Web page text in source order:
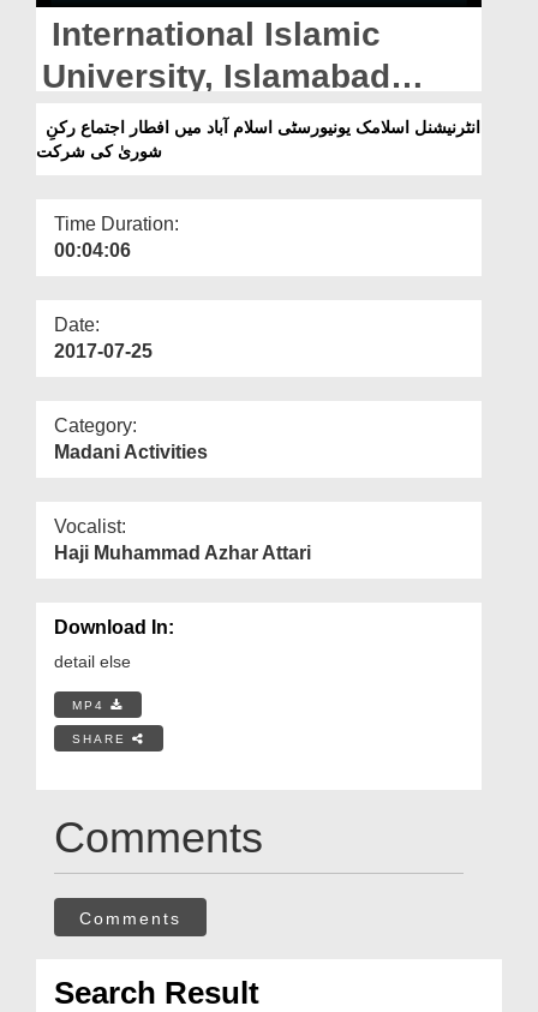
Departments
Our Websites
More
International Islamic
University, Islamabad
Main Iftar Ijtima Rukn e
Shura Ki Shirkat
شوریٰ کی شرکت
Time Duration:
00:04:06
Date:
2017-07-25
Category:
Madani Activities
Vocalist:
Haji Muhammad Azhar Attari
Download In:
detail else
MP4
SHARE
Comments
Comments
Search Result